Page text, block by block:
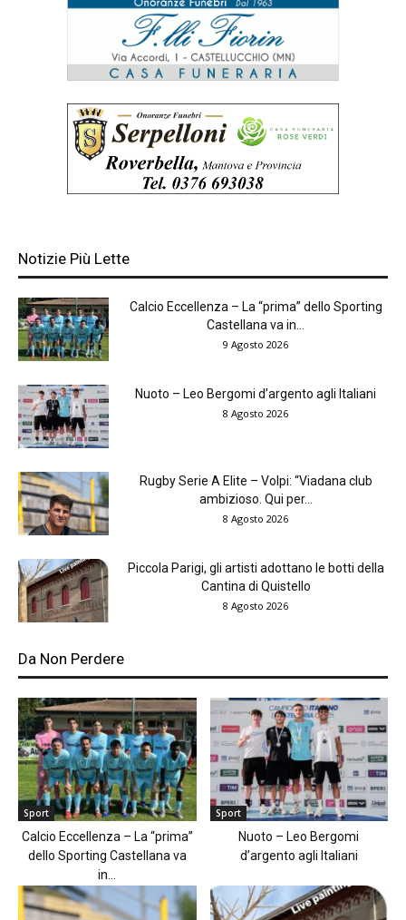
Notizie Più Lette
Calcio Eccellenza – La “prima” dello Sporting
Castellana va in...
9 Agosto 2026
Nuoto – Leo Bergomi d’argento agli Italiani
8 Agosto 2026
Rugby Serie A Elite – Volpi: “Viadana club
ambizioso. Qui per...
8 Agosto 2026
Piccola Parigi, gli artisti adottano le botti della
Cantina di Quistello
8 Agosto 2026
Da Non Perdere
Sport
Calcio Eccellenza – La “prima”
dello Sporting Castellana va
in...
Sport
Nuoto – Leo Bergomi
d’argento agli Italiani